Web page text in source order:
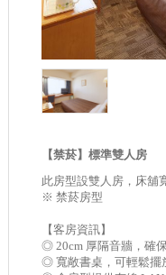
【禁菸】標準雙人房
此房型設雙人房，床舖
※ 禁菸房型
【客房資訊】
◎ 20cm 厚隔音牆，確
◎ 寬敞書桌，可輕鬆擺